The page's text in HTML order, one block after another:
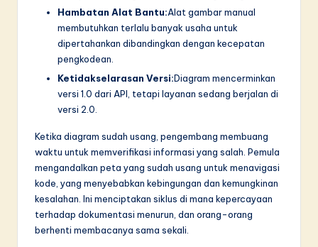
Hambatan Alat Bantu:Alat gambar manual
membutuhkan terlalu banyak usaha untuk
dipertahankan dibandingkan dengan kecepatan
pengkodean.
Ketidakselarasan Versi:Diagram mencerminkan
versi 1.0 dari API, tetapi layanan sedang berjalan di
versi 2.0.
Ketika diagram sudah usang, pengembang membuang
waktu untuk memverifikasi informasi yang salah. Pemula
mengandalkan peta yang sudah usang untuk menavigasi
kode, yang menyebabkan kebingungan dan kemungkinan
kesalahan. Ini menciptakan siklus di mana kepercayaan
terhadap dokumentasi menurun, dan orang-orang
berhenti membacanya sama sekali.